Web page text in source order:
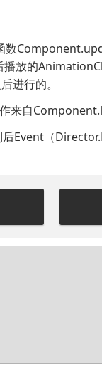
数
放的
进行的。
来自
（